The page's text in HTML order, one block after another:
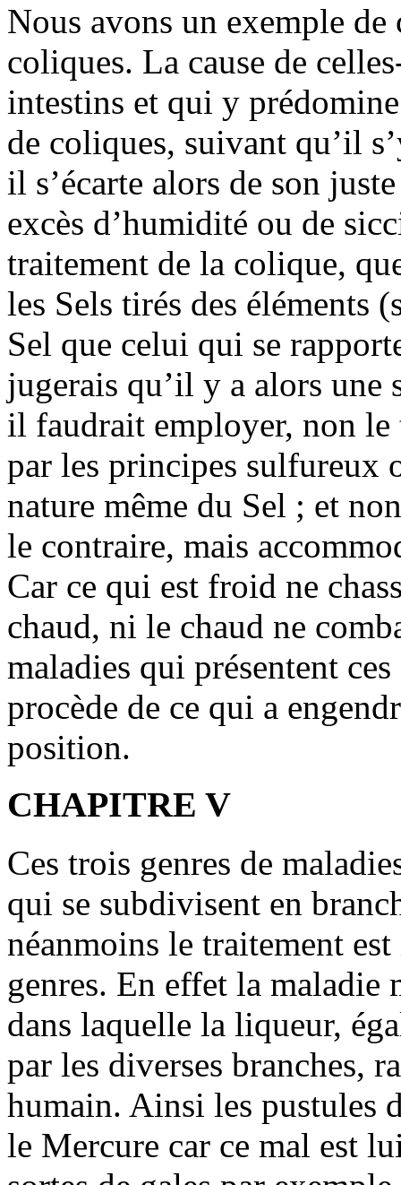
Nous avons un exemple
coliques. La cause de
intestins et qui y
de coliques, suivant qu’il
il s’écarte alors de son
excès d’humidité ou de
traitement de la colique,
les Sels tirés des éléments
Sel que celui qui se
jugerais qu’il y a alors une
il faudrait employer, non le
par les principes sulfureux
nature même du Sel ; et
le contraire, mais
Car ce qui est froid ne
chaud, ni le chaud ne
maladies qui présentent
procède de ce qui a
position.
CHAPITRE V
Ces trois genres de
qui se subdivisent en
néanmoins le traitement
genres. En effet la maladie
dans laquelle la liqueur,
par les diverses branches,
humain. Ainsi les pustules
le Mercure car ce mal est